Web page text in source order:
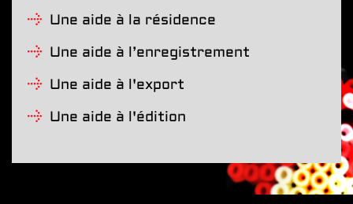
Une aide à la résidence
Une aide à l’enregistrement
Une aide à l'export
Une aide à l'édition